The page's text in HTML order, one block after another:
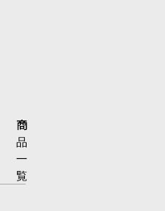
商
品
一
覧